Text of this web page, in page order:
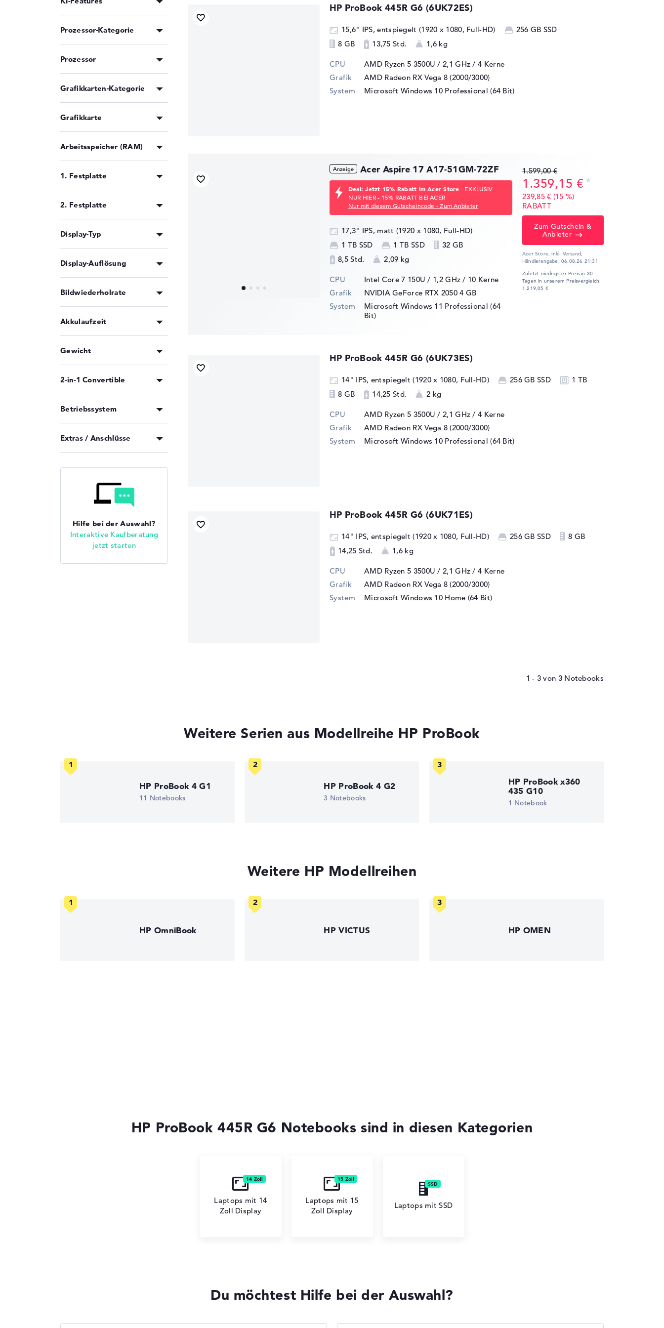
Prozessor-Kategorie
Prozessor
Grafikkarten-Kategorie
Grafikkarte
Arbeitsspeicher (RAM)
1. Festplatte
2. Festplatte
Display-Typ
Display-Auflösung
Bildwiederholrate
Akkulaufzeit
Gewicht
2-in-1 Convertible
Betriebssystem
Extras / Anschlüsse
Hilfe bei der Auswahl?
Interaktive Kaufberatung
jetzt starten
HP ProBook 445R G6 (6UK72ES)
15,6" IPS, entspiegelt (1920 x 1080, Full-HD)
256 GB SSD
8 GB
13,75 Std. 1,6 kg
CPU AMD Ryzen 5 3500U / 2,1 GHz / 4 Kerne
Grafik
AMD Radeon RX Vega 8 (2000/3000)
System
Microsoft Windows 10 Professional (64 Bit)
Acer Aspire 17 A17-51GM-72ZF
Deal: Jetzt 15% Rabatt im Acer Store - EXKLUSIV -
NUR HIER - 15% RABATT BEI ACER
Nur mit diesem Gutscheincode - Zum Anbieter
17,3" IPS, matt (1920 x 1080, Full-HD)
1 TB SSD
1 TB SSD
32 GB
8,5 Std.
2,09 kg
CPU Intel Core 7 150U / 1,2 GHz / 10 Kerne
Grafik
NVIDIA GeForce RTX 20504 GB
System
Microsoft Windows 11 Professional (64
Bit)
1.599,00 €
1.359,15 €
239,85 € (15 %)
RABATT
Zum Gutschein &
Anbieter
Acer Store, inkl. Versand,
Händlerangabe: 06.08.26 21:31
Zuletzt niedrigster Preis in 30
Tagen in unserem Preisvergleich:
1.219,05 €
HP ProBook 445R G6 (6UK73ES)
14" IPS, entspiegelt (1920 x 1080, Full-HD) 256 GB SSD
1 TB
8 GB
14,25 Std. 2 kg
CPU AMD Ryzen 5 3500U / 2,1 GHz / 4 Kerne
Grafik
AMD Radeon RX Vega 8 (2000/3000)
System
Microsoft Windows 10 Professional (64 Bit)
HP ProBook 445R G6 (6UK71ES)
14" IPS, entspiegelt (1920 x 1080, Full-HD) 256 GB SSD
8 GB
14,25 Std.
1,6 kg
CPU AMD Ryzen 5 3500U / 2,1 GHz / 4 Kerne
Grafik
AMD Radeon RX Vega 8 (2000/3000)
System
Microsoft Windows 10 Home (64 Bit)
1 - 3 von 3
Weitere Serien aus Modellreihe HP ProBook
HP ProBook 4 G1
11 Notebooks
HP ProBook 4 G2
3 Notebooks
HP ProBook x360
435 G10
1 Notebook
Weitere HP Modellreihen
HP OmniBook HP VICTUS HP OMEN
HP HyperX OMEN
HP ProBook 445R G6 Notebooks sind in diesen Kategorien
Laptops mit 14
Zoll Display
Laptops mit 15
Zoll Display
Laptops mit SSD
Du möchtest Hilfe bei der Auswahl?